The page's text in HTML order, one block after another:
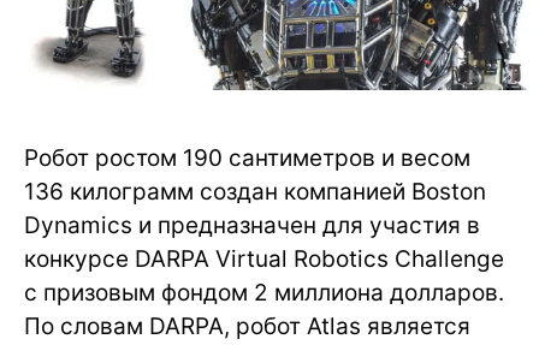
Робот ростом 190 сантиметров и весом
136 килограмм создан компанией Boston
Dynamics и предназначен для участия в
конкурсе DARPA Virtual Robotics Challenge
с призовым фондом 2 миллиона долларов.
По словам DARPA, робот Atlas является